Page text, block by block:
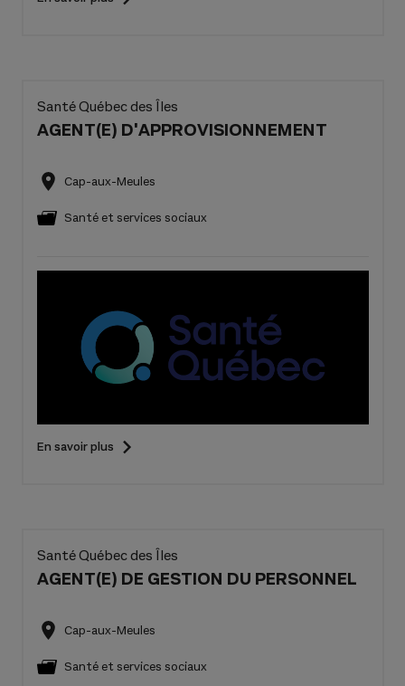
Santé Québec des Îles
AGENT(E) D'APPROVISIONNEMENT
Cap-aux-Meules
Santé et services sociaux
En savoir plus
Santé Québec des Îles
AGENT(E) DE GESTION DU PERSONNEL
Cap-aux-Meules
Santé et services sociaux